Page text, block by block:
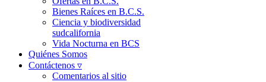
Bienes Raíces en B.C.S.
Ciencia y biodiversidad
sudcalifornia
Vida Nocturna en BCS
Quiénes Somos
Contáctenos ▿
Comentarios al sitio